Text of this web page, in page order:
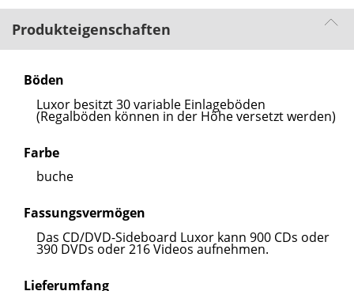
Produkteigenschaften
Böden
Luxor besitzt 30 variable Einlageböden
(Regalböden können in der Höhe versetzt werden)
Farbe
buche
Fassungsvermögen
Das CD/DVD-Sideboard Luxor kann 900 CDs oder
390 DVDs oder 216 Videos aufnehmen.
Lieferumfang